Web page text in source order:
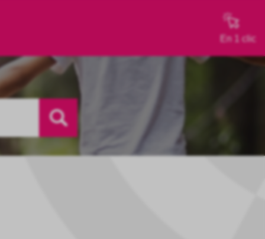
En 1 clic